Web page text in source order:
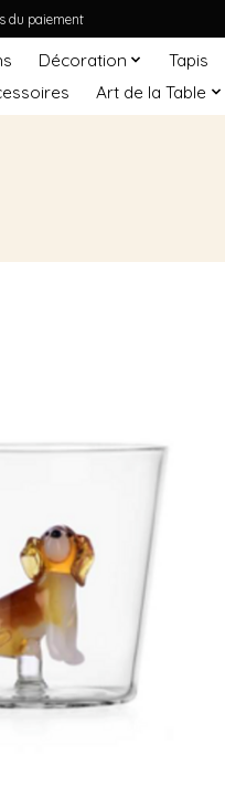
du paiement
Décoration Tapis
Art de la Table